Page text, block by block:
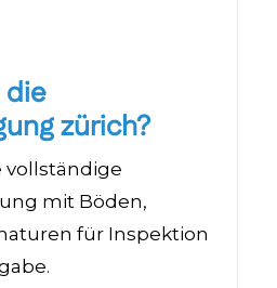
die
zürich?
vollständige
mit Böden,
für Inspektion